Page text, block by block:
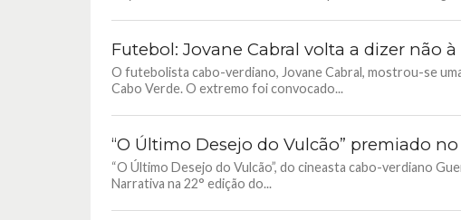
Futebol: Jovane Cabral volta a dizer não
O futebolista cabo-verdiano, Jovane Cabral, mostrou-se
Cabo Verde. O extremo foi convocado...
“O Último Desejo do Vulcão” premiado
“O Último Desejo do Vulcão”, do cineasta cabo-verdiano
Narrativa na 22° edição do...